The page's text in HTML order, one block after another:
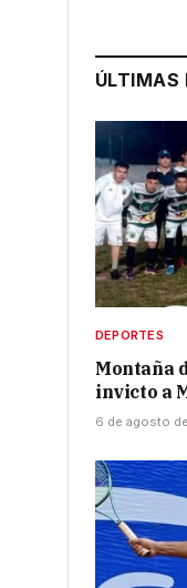
ÚLTIMAS
DEPORTES
Montaña
invicto a
6 de agosto